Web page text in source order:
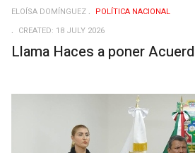
ELOÍSA DOMÍNGUEZ
POLÍ­TICA NACIONAL
CREATED: 18 JULY 2026
Llama Haces a poner